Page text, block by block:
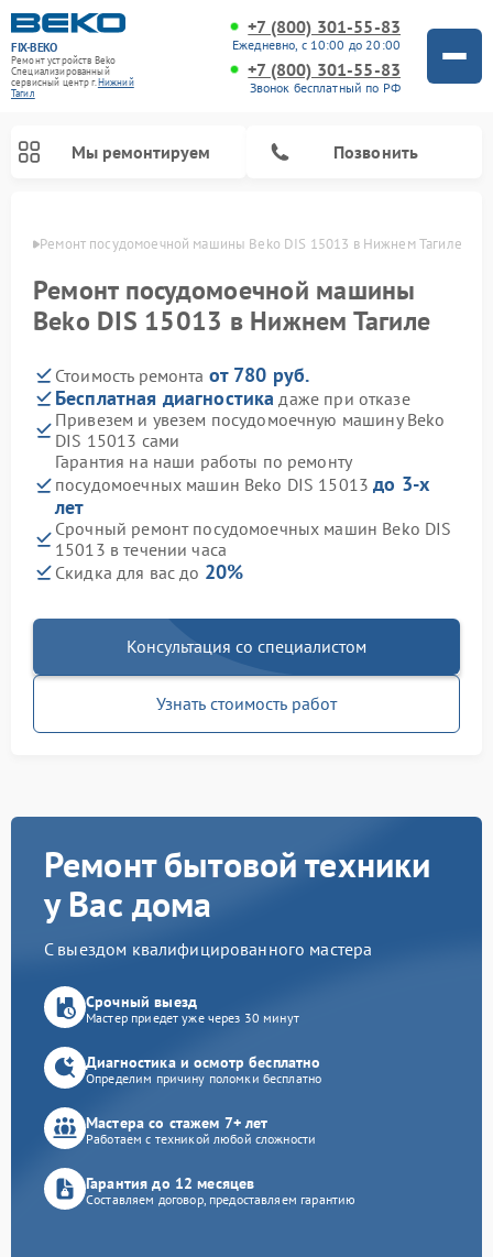
FIX-BEKO
Ремонт устройств Beko
Специализированный
cервисный центр г.Нижний
Тагил
+7 (800) 301-55-83
Ежедневно, с 10:00 до 20:00
+7 (800) 301-55-83
Звонок бесплатный по РФ
Мы ремонтируем Позвонить
Ремонт посудомоечной машины Beko DIS 15013 в Нижнем Тагиле
Ремонт посудомоечной машины
Beko DIS 15013 в Нижнем Тагиле
Стоимость ремонта от 780 руб.
Бесплатная диагностика даже при отказе
Привезем и увезем посудомоечную машину Beko
DIS 15013 сами
Гарантия на наши работы по ремонту
посудомоечных машин Beko DIS 15013до 3-х
лет
Срочный ремонт посудомоечных машин Beko DIS
15013 в течении часа
Скидка для вас до 20%
Консультация со специалистом
Узнать стоимость работ
Ремонт бытовой техники
у Вас дома
С выездом квалифицированного мастера
Срочный выезд
Мастер приедет уже через 30 минут
Диагностика и осмотр бесплатно
Определим причину поломки бесплатно
Мастера со стажем 7+ лет
Работаем с техникой любой сложности
Гарантия до 12 месяцев
Составляем договор, предоставляем гарантию